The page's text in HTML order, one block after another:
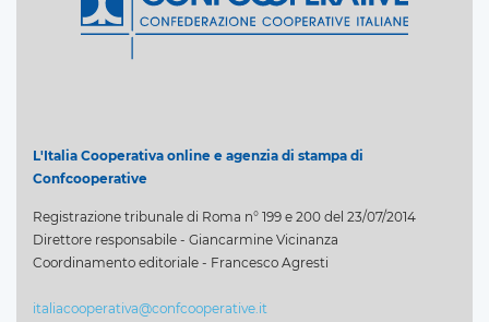
L'Italia Cooperativa online e agenzia di stampa di
Confcooperative
Registrazione tribunale di Roma n° 199 e 200 del 23/07/2014
Direttore responsabile - Giancarmine Vicinanza
Coordinamento editoriale - Francesco Agresti
italiacooperativa@confcooperative.it